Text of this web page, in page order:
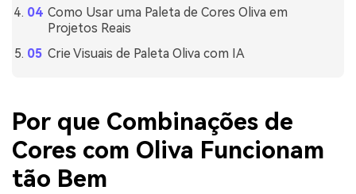
Como Usar uma Paleta de Cores Oliva em
Projetos Reais
Crie Visuais de Paleta Oliva com IA
Por que Combinações de
Cores com Oliva Funcionam
tão Bem